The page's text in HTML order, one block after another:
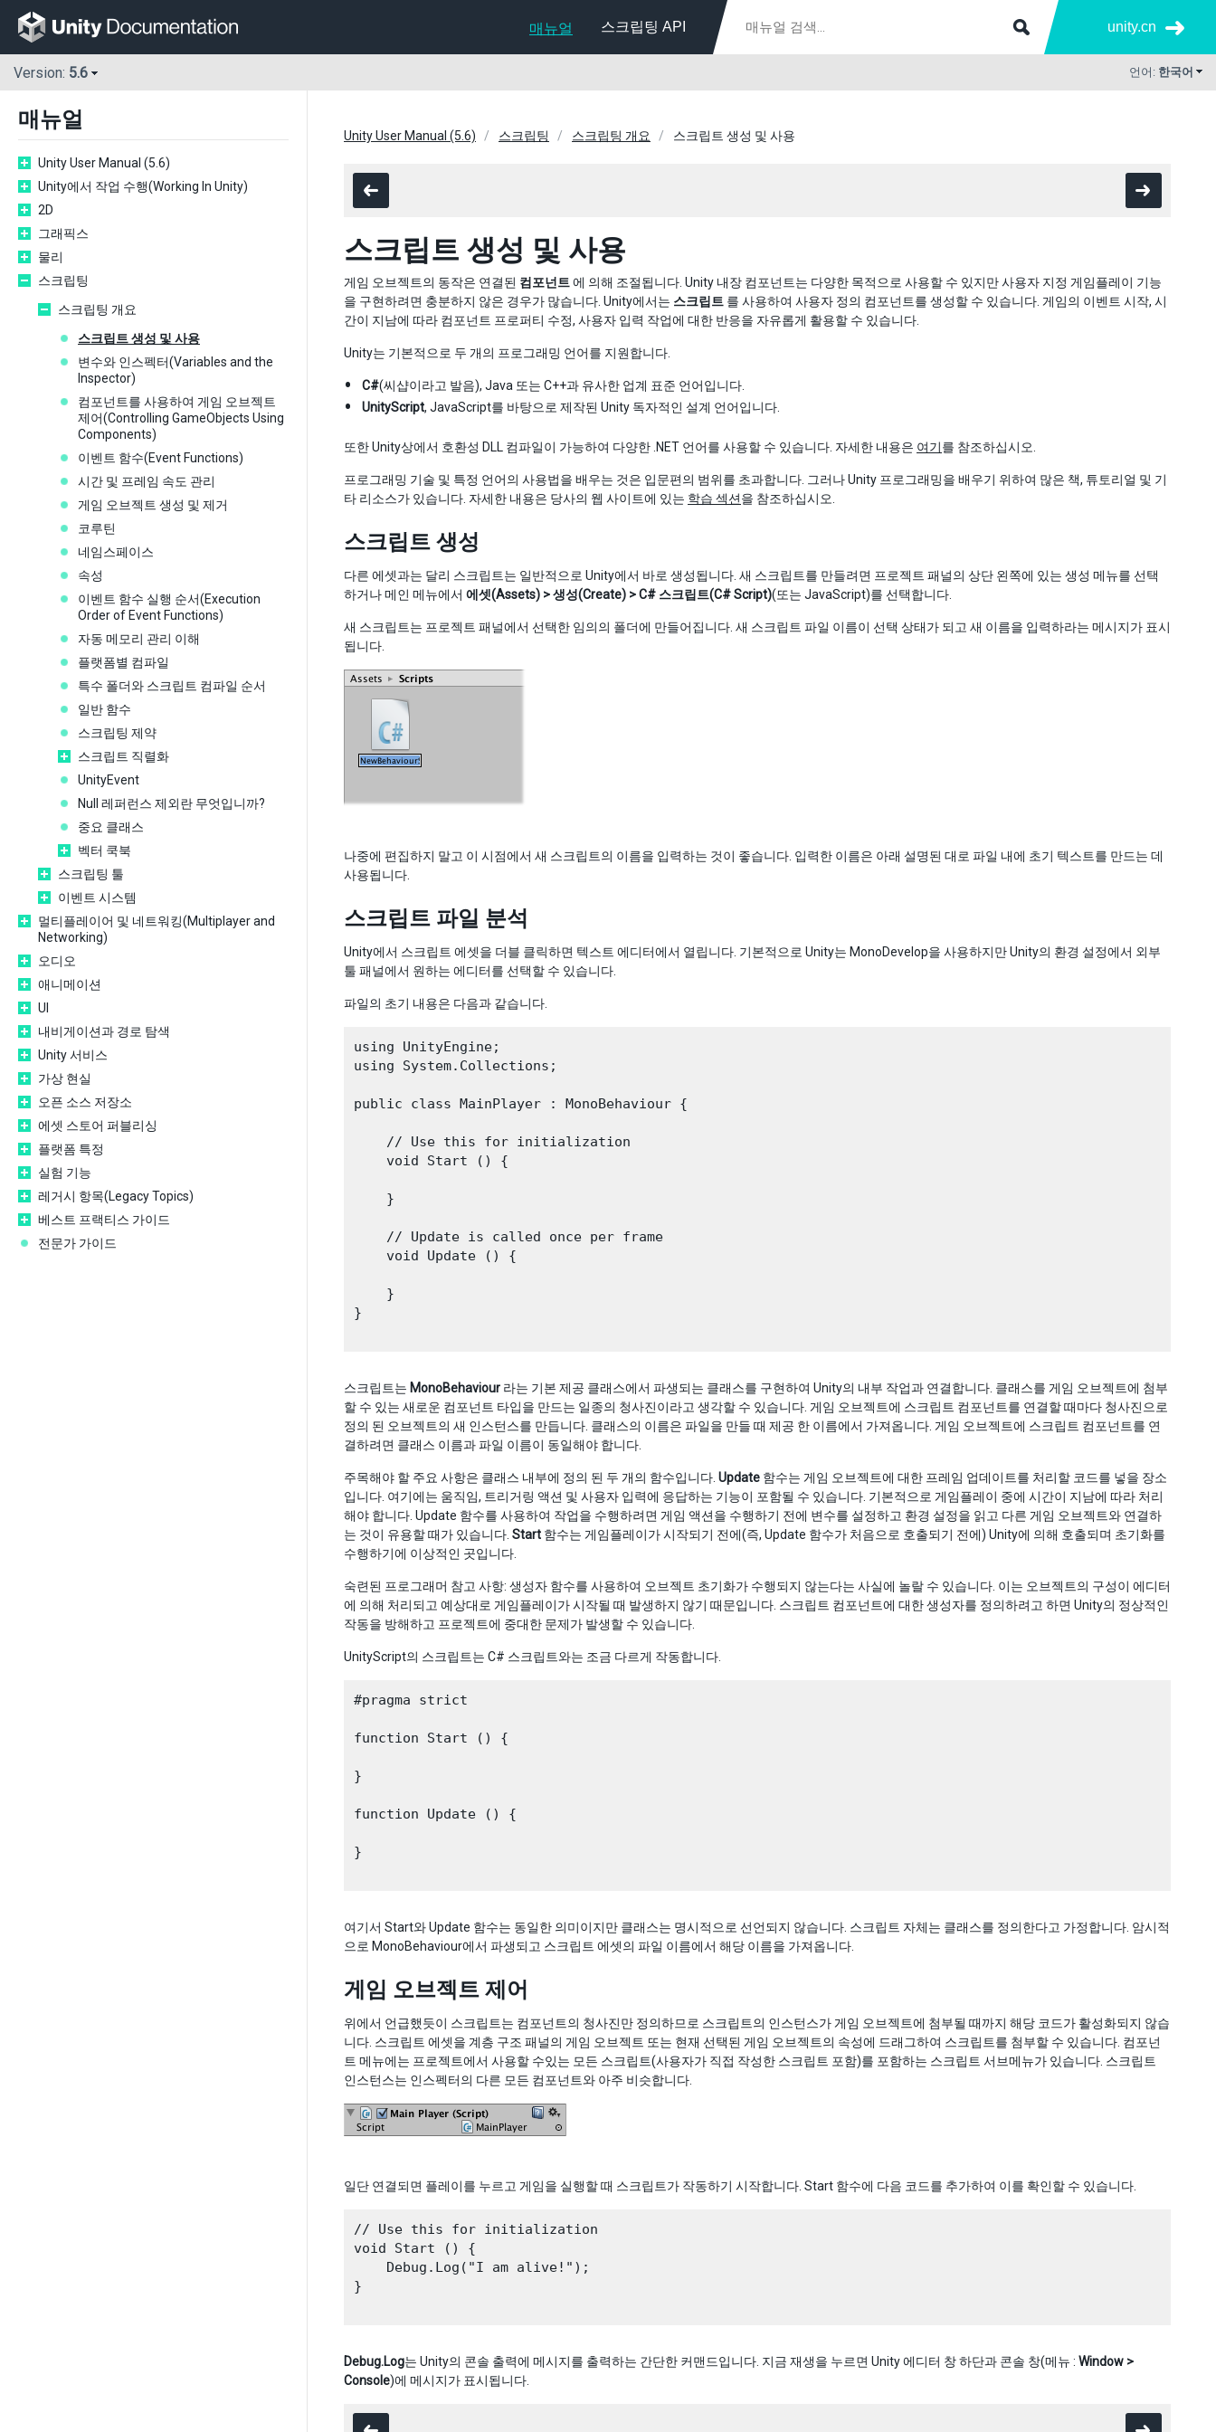
매뉴얼 스크립팅 API unity.cn
Version: 5.6 언어: 한국어
매뉴얼
Unity User Manual (5.6)
Unity에서 작업 수행(Working In Unity)
2D
그래픽스
물리
스크립팅
스크립팅 개요
스크립트 생성 및 사용
변수와 인스펙터(Variables and the
Inspector)
컴포넌트를 사용하여 게임 오브젝트
제어(Controlling GameObjects Using
Components)
이벤트 함수(Event Functions)
시간 및 프레임 속도 관리
게임 오브젝트 생성 및 제거
코루틴
네임스페이스
속성
이벤트 함수 실행 순서(Execution
Order of Event Functions)
자동 메모리 관리 이해
플랫폼별 컴파일
특수 폴더와 스크립트 컴파일 순서
일반 함수
스크립팅 제약
스크립트 직렬화
UnityEvent
Null 레퍼런스 제외란 무엇입니까?
중요 클래스
벡터 쿡북
스크립팅 툴
이벤트 시스템
멀티플레이어 및 네트워킹(Multiplayer and
Networking)
오디오
애니메이션
UI
내비게이션과 경로 탐색
Unity 서비스
가상 현실
오픈 소스 저장소
에셋 스토어 퍼블리싱
플랫폼 특정
실험 기능
레거시 항목(Legacy Topics)
베스트 프랙티스 가이드
전문가 가이드
Unity User Manual (5.6) 스크립팅 스크립팅 개요 스크립트 생성 및 사용
스크립트 생성 및 사용
게임 오브젝트의 동작은 연결된 컴포넌트에 의해 조절됩니다. Unity 내장 컴포넌트는 다양한 목적으로 사용할 수 있지만 사용자 지정 게임플레이 기능
을 구현하려면 충분하지 않은 경우가 많습니다. Unity에서는 스크립트 를 사용하여 사용자 정의 컴포넌트를 생성할 수 있습니다. 게임의 이벤트 시작, 시
간이 지남에 따라 컴포넌트 프로퍼티 수정, 사용자 입력 작업에 대한 반응을 자유롭게 활용할 수 있습니다.
Unity는 기본적으로 두 개의 프로그래밍 언어를 지원합니다.
C#(씨샵이라고 발음), Java 또는 C++과 유사한 업계 표준 언어입니다.
UnityScript, JavaScript를 바탕으로 제작된 Unity 독자적인 설계 언어입니다.
또한 Unity상에서 호환성 DLL 컴파일이 가능하여 다양한 .NET 언어를 사용할 수 있습니다. 자세한 내용은 여기를 참조하십시오.
프로그래밍 기술 및 특정 언어의 사용법을 배우는 것은 입문편의 범위를 초과합니다. 그러나 Unity 프로그래밍을 배우기 위하여 많은 책, 튜토리얼 및 기
타 리소스가 있습니다. 자세한 내용은 당사의 웹 사이트에 있는 학습 섹션을 참조하십시오.
스크립트 생성
다른 에셋과는 달리 스크립트는 일반적으로 Unity에서 바로 생성됩니다. 새 스크립트를 만들려면 프로젝트 패널의 상단 왼쪽에 있는 생성 메뉴를 선택
하거나 메인 메뉴에서 에셋(Assets) > 생성(Create) > C# 스크립트(C# Script)(또는 JavaScript)를 선택합니다.
새 스크립트는 프로젝트 패널에서 선택한 임의의 폴더에 만들어집니다. 새 스크립트 파일 이름이 선택 상태가 되고 새 이름을 입력하라는 메시지가 표시
됩니다.
나중에 편집하지 말고 이 시점에서 새 스크립트의 이름을 입력하는 것이 좋습니다. 입력한 이름은 아래 설명된 대로 파일 내에 초기 텍스트를 만드는 데
사용됩니다.
스크립트 파일 분석
Unity에서 스크립트 에셋을 더블 클릭하면 텍스트 에디터에서 열립니다. 기본적으로 Unity는 MonoDevelop을 사용하지만 Unity의 환경 설정에서 외부
툴 패널에서 원하는 에디터를 선택할 수 있습니다.
파일의 초기 내용은 다음과 같습니다.
using UnityEngine;
using System.Collections;
public class MainPlayer : MonoBehaviour {
    // Use this for initialization
    void Start () {
    }
    // Update is called once per frame
    void Update () {
    }
}
스크립트는 MonoBehaviour 라는 기본 제공 클래스에서 파생되는 클래스를 구현하여 Unity의 내부 작업과 연결합니다. 클래스를 게임 오브젝트에 첨부
할 수 있는 새로운 컴포넌트 타입을 만드는 일종의 청사진이라고 생각할 수 있습니다. 게임 오브젝트에 스크립트 컴포넌트를 연결할 때마다 청사진으로
정의 된 오브젝트의 새 인스턴스를 만듭니다. 클래스의 이름은 파일을 만들 때 제공 한 이름에서 가져옵니다. 게임 오브젝트에 스크립트 컴포넌트를 연
결하려면 클래스 이름과 파일 이름이 동일해야 합니다.
주목해야 할 주요 사항은 클래스 내부에 정의 된 두 개의 함수입니다. Update 함수는 게임 오브젝트에 대한 프레임 업데이트를 처리할 코드를 넣을 장소
입니다. 여기에는 움직임, 트리거링 액션 및 사용자 입력에 응답하는 기능이 포함될 수 있습니다. 기본적으로 게임플레이 중에 시간이 지남에 따라 처리
해야 합니다. Update 함수를 사용하여 작업을 수행하려면 게임 액션을 수행하기 전에 변수를 설정하고 환경 설정을 읽고 다른 게임 오브젝트와 연결하
는 것이 유용할 때가 있습니다. Start 함수는 게임플레이가 시작되기 전에(즉, Update 함수가 처음으로 호출되기 전에) Unity에 의해 호출되며 초기화를
수행하기에 이상적인 곳입니다.
숙련된 프로그래머 참고 사항: 생성자 함수를 사용하여 오브젝트 초기화가 수행되지 않는다는 사실에 놀랄 수 있습니다. 이는 오브젝트의 구성이 에디터
에 의해 처리되고 예상대로 게임플레이가 시작될 때 발생하지 않기 때문입니다. 스크립트 컴포넌트에 대한 생성자를 정의하려고 하면 Unity의 정상적인
작동을 방해하고 프로젝트에 중대한 문제가 발생할 수 있습니다.
UnityScript의 스크립트는 C# 스크립트와는 조금 다르게 작동합니다.
#pragma strict
function Start () {
}
function Update () {
}
여기서 Start와 Update 함수는 동일한 의미이지만 클래스는 명시적으로 선언되지 않습니다. 스크립트 자체는 클래스를 정의한다고 가정합니다. 암시적
으로 MonoBehaviour에서 파생되고 스크립트 에셋의 파일 이름에서 해당 이름을 가져옵니다.
게임 오브젝트 제어
위에서 언급했듯이 스크립트는 컴포넌트의 청사진만 정의하므로 스크립트의 인스턴스가 게임 오브젝트에 첨부될 때까지 해당 코드가 활성화되지 않습
니다. 스크립트 에셋을 계층 구조 패널의 게임 오브젝트 또는 현재 선택된 게임 오브젝트의 속성에 드래그하여 스크립트를 첨부할 수 있습니다. 컴포넌
트 메뉴에는 프로젝트에서 사용할 수있는 모든 스크립트(사용자가 직접 작성한 스크립트 포함)를 포함하는 스크립트 서브메뉴가 있습니다. 스크립트
인스턴스는 인스펙터의 다른 모든 컴포넌트와 아주 비슷합니다.
일단 연결되면 플레이를 누르고 게임을 실행할 때 스크립트가 작동하기 시작합니다. Start 함수에 다음 코드를 추가하여 이를 확인할 수 있습니다.
// Use this for initialization
void Start () {
    Debug.Log("I am alive!");
}
Debug.Log는 Unity의 콘솔 출력에 메시지를 출력하는 간단한 커맨드입니다. 지금 재생을 누르면 Unity 에디터 창 하단과 콘솔 창(메뉴 : Window >
Console)에 메시지가 표시됩니다.